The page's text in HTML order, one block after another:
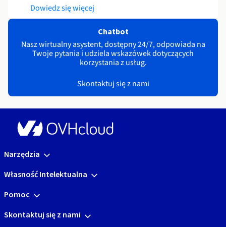
Dowiedz się więcej
Chatbot
Nasz wirtualny asystent, dostępny 24/7, odpowiada na
Twoje pytania i udziela wskazówek dotyczących
korzystania z usług.
Skontaktuj się z nami
Narzędzia
Własność Intelektualna
Pomoc
Skontaktuj się z nami